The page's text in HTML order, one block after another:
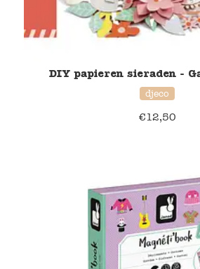
DIY papieren sieraden -
djeco
€12,50